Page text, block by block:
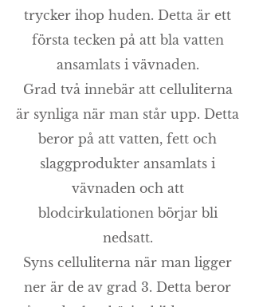
trycker ihop huden. Detta är ett
första tecken på att bla vatten
ansamlats i vävnaden.
Grad två innebär att celluliterna
är synliga när man står upp. Detta
beror på att vatten, fett och
slaggprodukter ansamlats i
vävnaden och att
blodcirkulationen börjar bli
nedsatt.
Syns celluliterna när man ligger
ner är de av grad 3. Detta beror